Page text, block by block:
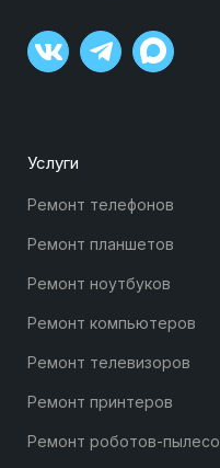
Услуги
Ремонт телефонов
Ремонт планшетов
Ремонт ноутбуков
Ремонт компьютеров
Ремонт телевизоров
Ремонт принтеров
Ремонт роботов-